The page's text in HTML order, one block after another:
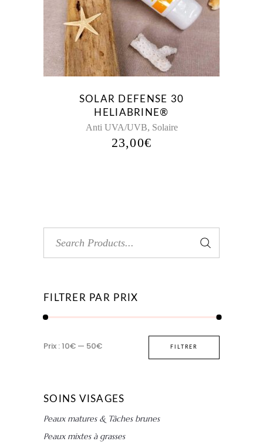
SOLAR DEFENSE 30
HELIABRINE®
Anti UVA/UVB, Solaire
23,00€
for:
FILTRER PAR PRIX
Prix
Prix
FILTRER
Prix :10€ — 50€
SOINS VISAGES
Peaux matures & Tâches brunes
Peaux mixtes à grasses